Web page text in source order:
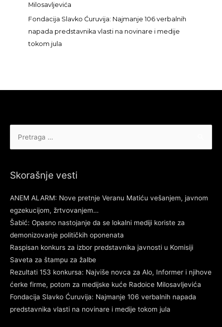
Milosavljevića
Fondacija Slavko Ćuruvija: Najmanje 106 verbalnih
napada predstavnika vlasti na novinare i medije
tokom jula
Skorašnje vesti
ANEM ALARM: Nove pretnje Veranu Matiću vešanjem, javnom
egzekucijom, žrtvovanjem…
Šabić: Opasno nastojanje da se lokalni mediji koriste za
demonizovanje političkih oponenata
Raspisan konkurs za izbor predstavnika javnosti u Komisiji
Saveta za štampu za žalbe
Rezultati 153 konkursa: Najviše novca za Alo, Informer i njihove
ćerke firme, potom za medijske kuće Radoice Milosavljevića
Fondacija Slavko Ćuruvija: Najmanje 106 verbalnih napada
predstavnika vlasti na novinare i medije tokom jula